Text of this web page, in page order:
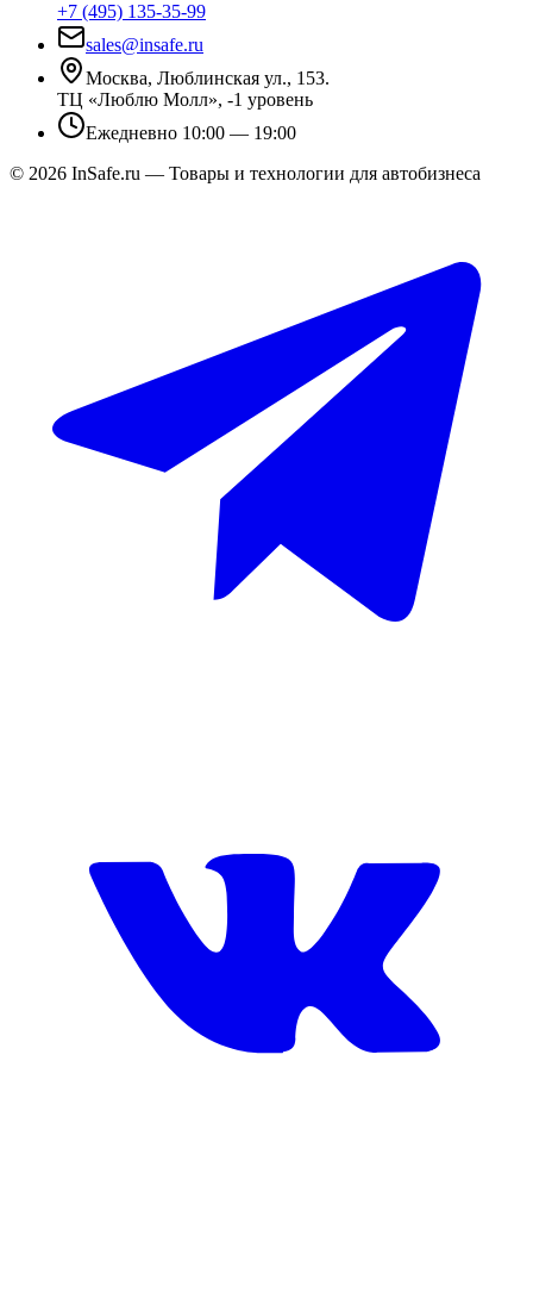
+7 (495) 135-35-99
sales@insafe.ru
Москва, Люблинская ул., 153.
ТЦ «Люблю Молл», -1 уровень
Ежедневно 10:00 — 19:00
© 2026 InSafe.ru — Товары и технологии для автобизнеса